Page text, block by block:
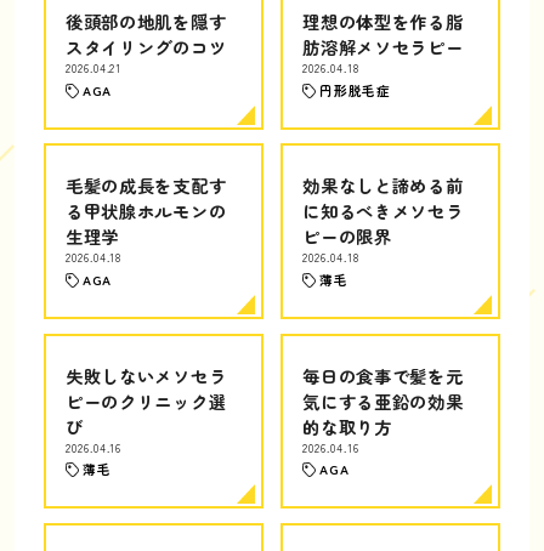
後頭部の地肌を隠す
スタイリングのコツ
2026.04.21
AGA
理想の体型を作る脂
肪溶解メソセラピー
2026.04.18
円形脱毛症
毛髪の成長を支配す
る甲状腺ホルモンの
生理学
2026.04.18
AGA
効果なしと諦める前
に知るべきメソセラ
ピーの限界
2026.04.18
薄毛
失敗しないメソセラ
ピーのクリニック選
び
2026.04.16
薄毛
毎日の食事で髪を元
気にする亜鉛の効果
的な取り方
2026.04.16
AGA